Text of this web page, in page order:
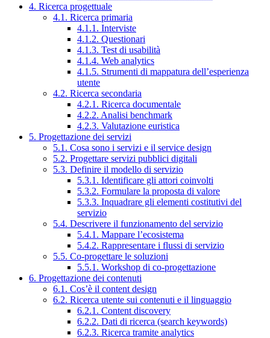
4. Ricerca progettuale
4.1. Ricerca primaria
4.1.1. Interviste
4.1.2. Questionari
4.1.3. Test di usabilità
4.1.4. Web analytics
4.1.5. Strumenti di mappatura dell’esperienza
utente
4.2. Ricerca secondaria
4.2.1. Ricerca documentale
4.2.2. Analisi benchmark
4.2.3. Valutazione euristica
5. Progettazione dei servizi
5.1. Cosa sono i servizi e il service design
5.2. Progettare servizi pubblici digitali
5.3. Definire il modello di servizio
5.3.1. Identificare gli attori coinvolti
5.3.2. Formulare la proposta di valore
5.3.3. Inquadrare gli elementi costitutivi del
servizio
5.4. Descrivere il funzionamento del servizio
5.4.1. Mappare l’ecosistema
5.4.2. Rappresentare i flussi di servizio
5.5. Co-progettare le soluzioni
5.5.1. Workshop di co-progettazione
6. Progettazione dei contenuti
6.1. Cos’è il content design
6.2. Ricerca utente sui contenuti e il linguaggio
6.2.1. Content discovery
6.2.2. Dati di ricerca (search keywords)
6.2.3. Ricerca tramite analytics